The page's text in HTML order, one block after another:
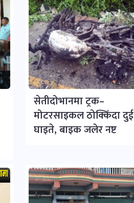
सेतीदोभानमा ट्रक–
मोटरसाइकल ठोक्किँदा दुई
घाइते, बाइक जलेर नष्ट